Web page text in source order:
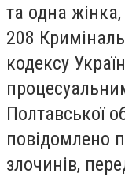
та одна жінка,
208
кодексу
Полтавської
повідомлено
злочинів,